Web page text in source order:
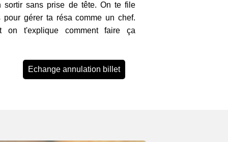
sortir sans prise de tête. On te file
gérer ta résa comme un chef.
t'explique comment faire ça
Echange annulation billet